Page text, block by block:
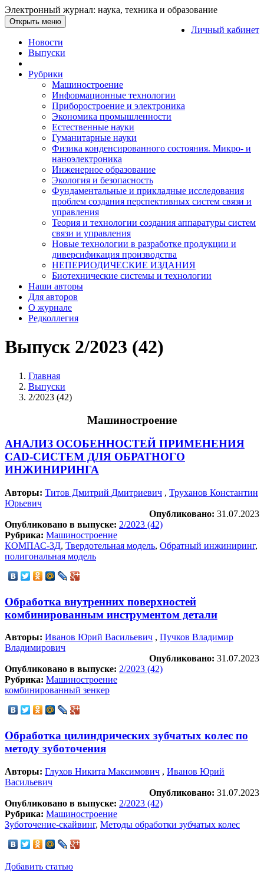
Электронный журнал: наука, техника и образование
Личный кабинет
Открыть меню
Новости
Выпуски
Рубрики
Машиностроение
Информационные технологии
Приборостроение и электроника
Экономика промышленности
Естественные науки
Гуманитарные науки
Физика конденсированного состояния. Микро- и
наноэлектроника
Инженерное образование
Экология и безопасность
Фундаментальные и прикладные исследования
проблем создания перспективных систем связи и
управления
Теория и технологии создания аппаратуры систем
связи и управления
Новые технологии в разработке продукции и
диверсификация производства
НЕПЕРИОДИЧЕСКИЕ ИЗДАНИЯ
Биотехнические системы и технологии
Наши авторы
Для авторов
О журнале
Редколлегия
Выпуск 2/2023 (42)
Главная
Выпуски
2/2023 (42)
Машиностроение
АНАЛИЗ ОСОБЕННОСТЕЙ ПРИМЕНЕНИЯ
CAD-СИСТЕМ ДЛЯ ОБРАТНОГО
ИНЖИНИРИНГА
Авторы: Титов Дмитрий Дмитриевич , Труханов Константин
Юрьевич
Опубликовано: 31.07.2023
Опубликовано в выпуске: 2/2023 (42)
Рубрика: Машиностроение
КОМПАС-3Д, Твердотельная модель, Обратный инжиниринг,
полигональная модель
Обработка внутренних поверхностей
комбинированным инструментом детали
Авторы: Иванов Юрий Васильевич , Пучков Владимир
Владимирович
Опубликовано: 31.07.2023
Опубликовано в выпуске: 2/2023 (42)
Рубрика: Машиностроение
комбинированный зенкер
Обработка цилиндрических зубчатых колес по
методу зуботочения
Авторы: Глухов Никита Максимович , Иванов Юрий
Васильевич
Опубликовано: 31.07.2023
Опубликовано в выпуске: 2/2023 (42)
Рубрика: Машиностроение
Зуботочение-скайвинг, Методы обработки зубчатых колес
Добавить статью